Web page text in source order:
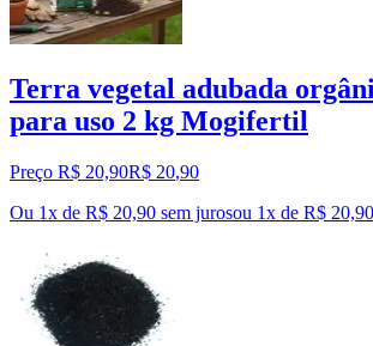
Terra vegetal adubada
para uso 2 kg Mogifertil
Preço R$ 20,90R$ 20,90
Ou 1x de R$ 20,90 sem jurosou 1x de R$ 20,90